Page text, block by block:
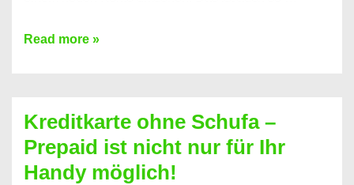
Konto
Neueröffnung
trotz
Schufaeintrag
Read more »
Kreditkarte ohne Schufa –
Prepaid ist nicht nur für Ihr
Handy möglich!